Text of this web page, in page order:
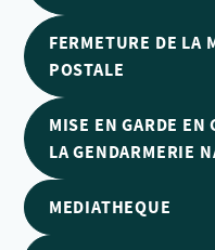
FERMETURE DE LA
POSTALE
MISE EN GARDE EN
LA GENDARMERIE
MEDIATHEQUE